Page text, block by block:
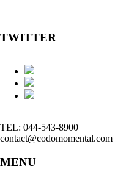
TWITTER
TEL: 044-543-8900
contact@codomomental.com
MENU